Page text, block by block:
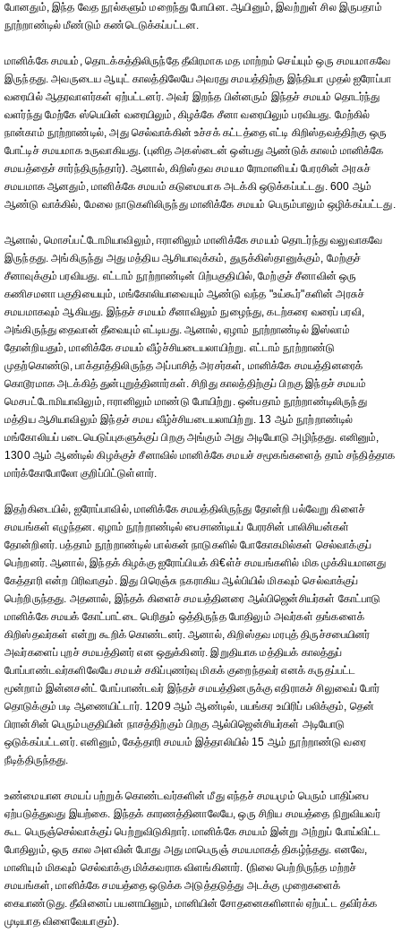
போனதும், இந்த வேத நூல்களும் மறைந்து போயின. ஆயினும், இவற்றுள் சில இருபதாம்
நூற்றாண்டில் மீண்டும் கண்டெடுக்கப்பட்டன.
மானிக்கே சமயம், தொடக்கத்திலிருந்தே தீவிரமாக மத மாற்றம் செய்யும் ஒரு சமயமாகவே
இருந்தது. அவருடைய ஆயுட் காலத்திலேயே அவரது சமயத்திற்கு இந்தியா முதல் ஐரோப்பா
வரையில் ஆதரவாளர்கள் ஏற்பட்டனர். அவர் இறந்த பின்னரும் இந்தச் சமயம் தொடர்ந்து
வளர்ந்து மேற்கே ஸ்பெயின் வரையிலும், கிழக்கே சீனா வரையிலும் பரவியது. மேற்கில்
நான்காம் நூற்றாண்டில், அது செல்வாக்கின் உச்சக் கட்டத்தை எட்டி கிறிஸ்தவத்திற்கு ஒரு
போட்டிச் சமயமாக உருவாகியது. (புனித அகஸ்டைன் ஒன்பது ஆண்டுக் காலம் மானிக்கே
சமயத்தைச் சார்ந்திருந்தார்). ஆனால், கிறிஸ்தவ சமயம ரோமானியப் பேரரசின் அரசுச்
சமயமாக ஆனதும், மானிக்கே சமயம் கடுமையாக அடக்கி ஒடுக்கப்பட்டது. 600 ஆம்
ஆண்டு வாக்கில், மேலை நாடுகளிலிருந்து மானிக்கே சமயம் பெரும்பாலும் ஒழிக்கப்பட்டது.
ஆனால், மொசப்பட்டோமியாவிலும், ஈரானிலும் மானிக்கே சமயம் தொடர்ந்து வலுவாகவே
இருந்தது. அங்கிருந்து அது மத்திய ஆசியாவுக்கம், துருக்கிஸ்தானுக்கும், மேற்குச்
சீனாவுக்கும் பரவியது. எட்டாம் நூற்றாண்டின் பிற்பகுதியில், மேற்குச் சீனாவின் ஒரு
கணிசமனா பகுதியையும், மங்கோலியாவையும் ஆண்டு வந்த "உய்கூர்"களின் அரசுச்
சமயமாகவும் ஆகியது. இந்தச் சமயம் சீனாவிலும் நுழைந்து, கடற்கரை வரைப் பரவி,
அங்கிருந்து தைவான் தீவையும் எட்டியது. ஆனால், ஏழாம் நூற்றாண்டில் இஸ்லாம்
தோன்றியதும், மானிக்கே சமயம் வீழ்ச்சியடையலாயிற்று. எட்டாம் நூற்றாண்டு
முதற்கொண்டு, பாக்தாத்திலிருந்த அப்பாசித் அரசர்கள், மானிக்கே சமயத்தினரைக்
கொடூரமாக அடக்கித் துன்புறுத்தினார்கள். சிறிது காலத்திற்குப் பிறகு இந்தச் சமயம்
மெசபட்டோமியாவிலும், ஈரானிலும் மாண்டு போயிற்று. ஒன்பதாம் நூற்றாண்டிலிருந்து
மத்திய ஆசியாவிலும் இந்தச் சமய வீழ்ச்சியடையலாயிற்று. 13 ஆம் நூற்றாண்டில்
மங்கோலியப் படையெடுப்புகளுக்குப் பிறகு அங்கும் அது அடியோடு அழிந்தது. எனினும்,
1300 ஆம் ஆண்டில் கிழக்குச் சீனாவில் மானிக்கே சமயச் சமூகங்களைத் தாம் சந்தித்தாக
மார்க்கோபோலோ குறிப்பிட்டுள்ளார்.
இதற்கிடையில், ஐரோப்பாவில், மானிக்கே சமயத்திலிருந்து தோன்றி பல்வேறு கிளைச்
சமயங்கள் எழுந்தன. ஏழாம் நூற்றாண்டில் பைசாண்டியப் பேரரசின் பாலிசியன்கள்
தோன்றினர். பத்தாம் நூற்றாண்டில் பால்கன் நாடுகளில் போகோகமில்கள் செல்வாக்குப்
பெற்றனர். ஆனால், இந்தக் கிழக்கு ஐரோப்பியக் கி€ள்ச் சமயங்களில் மிக முக்கியமானது
கேத்தாரி என்ற பிரிவாகும். இது பிரெஞ்சு நகராகிய ஆல்பியில் மிகவும் செல்வாக்குப்
பெற்றிருந்தது. அதனால், இந்தக் கிளைச் சமயத்தினரை ஆல்பிஜென்சியர்கள் கோட்பாடு
மானிக்கே சமயக் கோட்பாட்டை பெரிதும் ஒத்திருந்த போதிலும் அவர்கள் தங்களைக்
கிறிஸ்தவர்கள் என்று கூறிக் கொண்டனர். ஆனால், கிறிஸ்தவ மரபுத் திருச்சபையினர்
அவர்களைப் புறச் சமயத்தினர் என ஒதுக்கினர். இறுதியாக மத்தியக் காலத்துப்
போப்பாண்டவர்களிலேயே சமயச் சகிப்புணர்வு மிகக் குறைந்தவர் எனக் கருதப்பட்ட
மூன்றாம் இன்னசன்ட் போப்பாண்டவர் இந்தச் சமயத்தினருக்கு எதிராகச் சிலுவைப் போர்
தொடுக்கும் படி ஆணையிட்டார். 1209 ஆம் ஆண்டில், பயங்கர உயிரிப் பலிக்கும், தென்
பிரான்சின் பெரும்பகுதியின் நாசத்திற்கும் பிறகு ஆல்பிஜென்சியர்கள் அடியோடு
ஒடுக்கப்பட்டனர். எனினும், கேத்தாரி சமயம் இத்தாலியில் 15 ஆம் நூற்றாண்டு வரை
நீடித்திருந்தது.
உண்மையான சமயப் பற்றுக் கொண்டவர்களின் மீது எந்தச் சமயமும் பெரும் பாதிப்பை
ஏற்படுத்துவது இயற்கை. இந்தக் காரணத்தினாலேயே, ஒரு சிறிய சமயத்தை நிறுவியவர்
கூட பெருஞ்செல்வாக்குப் பெற்றுவிடுகிறார். மானிக்கே சமயம் இன்று அற்றுப் போய்விட்ட
போதிலும், ஒரு கால அளவின் போது அது மாபெருஞ் சமயமாகத் திகழ்ந்தது. எனவே,
மானியும் மிகவும் செல்வாக்கு மிக்கவராக விளங்கினார். (நிலை பெற்றிருந்த மற்றச்
சமயங்கள், மானிக்கே சமயத்தை ஒடுக்க அடுத்தடுத்து அடக்கு முறைகளைக்
கையாண்டுது. தீவினைப் பயனாயினும், மானியின் சோதனைகளினால் ஏற்பட்ட தவிர்க்க
முடியாத விளைவேயாகும்).